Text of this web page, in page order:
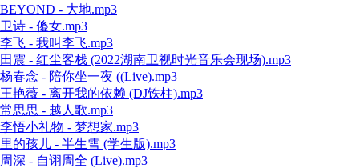
BEYOND - 大地.mp3
卫诗 - 傻女.mp3
李飞 - 我叫李飞.mp3
田震 - 红尘客栈 (2022湖南卫视时光音乐会现场).mp3
杨春念 - 陪你坐一夜 ((Live).mp3
王艳薇 - 离开我的依赖 (DJ铁柱).mp3
常思思 - 越人歌.mp3
李悟小礼物 - 梦想家.mp3
里的孩儿 - 半生雪 (学生版).mp3
周深 - 自诩周全 (Live).mp3